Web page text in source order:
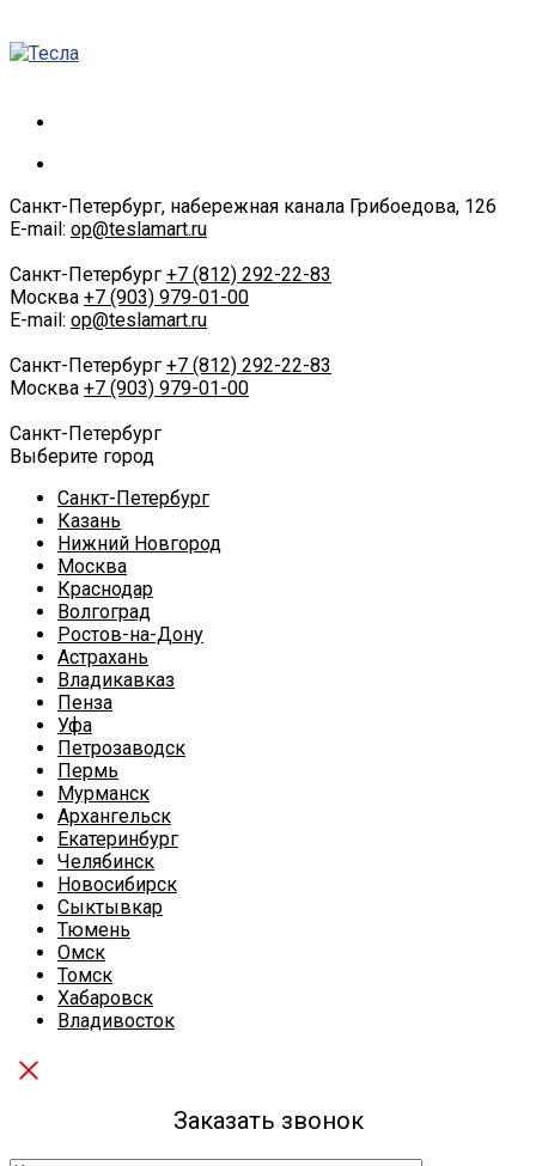
Санкт-Петербург, набережная канала Грибоедова, 126
E-mail: op@teslamart.ru
Санкт-Петербург +7 (812) 292-22-83
Москва +7 (903) 979-01-00
E-mail: op@teslamart.ru
Санкт-Петербург +7 (812) 292-22-83
Москва +7 (903) 979-01-00
Санкт-Петербург
Выберите город
Санкт-Петербург
Казань
Нижний Новгород
Москва
Краснодар
Волгоград
Ростов-на-Дону
Астрахань
Владикавказ
Пенза
Уфа
Петрозаводск
Пермь
Мурманск
Архангельск
Екатеринбург
Челябинск
Новосибирск
Сыктывкар
Тюмень
Омск
Томск
Хабаровск
Владивосток
Заказать звонок